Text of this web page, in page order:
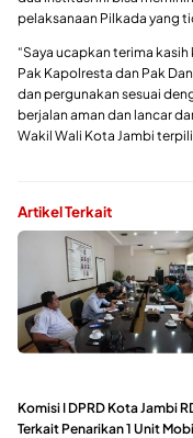
pelaksanaan Pilkada yang
“Saya ucapkan terima
Pak Kapolresta dan Pak
dan pergunakan sesuai
berjalan aman dan lancar
Wakil Wali Kota Jambi
Artikel Terkait
Komisi I DPRD Kota Jambi
Terkait Penarikan 1 Unit